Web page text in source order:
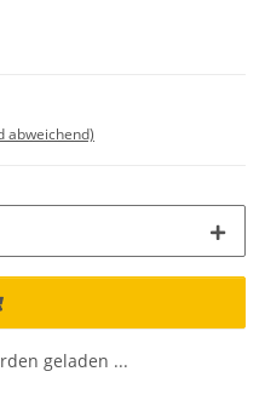
abweichend)
geladen ...